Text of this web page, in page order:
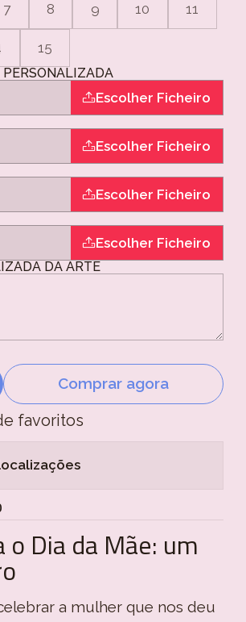
7 8 9 10 11
15
Escolher Ficheiro
Escolher Ficheiro
Escolher Ficheiro
Escolher Ficheiro
DA ARTE
Comprar agora
favoritos
Dia da Mãe: um
a mulher que nos deu